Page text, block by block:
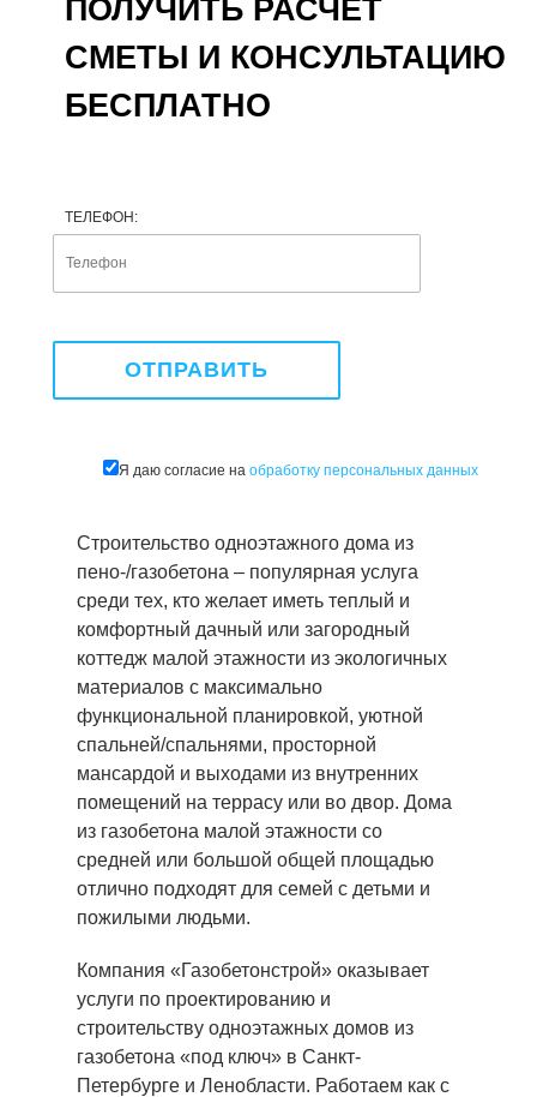
ПОЛУЧИТЬ РАСЧЕТ
СМЕТЫ И КОНСУЛЬТАЦИЮ
БЕСПЛАТНО
ТЕЛЕФОН:
Я даю согласие на обработку персональных данных
Строительство одноэтажного дома из
пено-/газобетона – популярная услуга
среди тех, кто желает иметь теплый и
комфортный дачный или загородный
коттедж малой этажности из экологичных
материалов с максимально
функциональной планировкой, уютной
спальней/спальнями, просторной
мансардой и выходами из внутренних
помещений на террасу или во двор. Дома
из газобетона малой этажности со
средней или большой общей площадью
отлично подходят для семей с детьми и
пожилыми людьми.
Компания «Газобетонстрой» оказывает
услуги по проектированию и
строительству одноэтажных домов из
газобетона «под ключ» в Санкт-
Петербурге и Ленобласти. Работаем как с